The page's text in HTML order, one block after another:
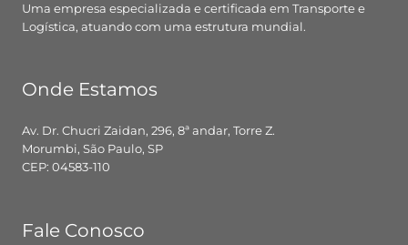
Uma empresa especializada e certificada em Transporte e
Logística, atuando com uma estrutura mundial.
Onde Estamos
Av. Dr. Chucri Zaidan, 296, 8ª andar, Torre Z.
Morumbi, São Paulo, SP
CEP: 04583-110
Fale Conosco